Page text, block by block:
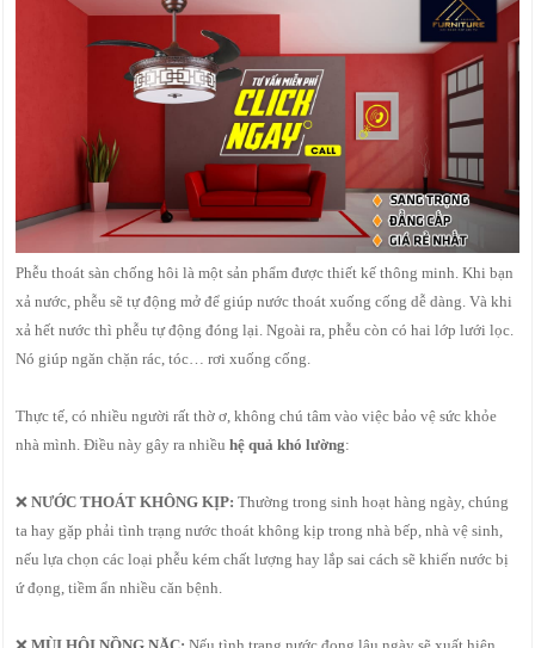
Phễu thoát sàn chống hôi là một sản phẩm được thiết kế thông minh. Khi bạn
xả nước, phễu sẽ tự động mở để giúp nước thoát xuống cống dễ dàng. Và khi
xả hết nước thì phễu tự động đóng lại. Ngoài ra, phễu còn có hai lớp lưới lọc.
Nó giúp ngăn chặn rác, tóc… rơi xuống cống.
Thực tế, có nhiều người rất thờ ơ, không chú tâm vào việc bảo vệ sức khỏe
nhà mình. Điều này gây ra nhiềuhệ quả khó lường:
❌NƯỚC THOÁT KHÔNG KỊP:Thường trong sinh hoạt hàng ngày, chúng
ta hay gặp phải tình trạng nước thoát không kịp trong nhà bếp, nhà vệ sinh,
nếu lựa chọn các loại phễu kém chất lượng hay lắp sai cách sẽ khiến nước bị
ứ đọng, tiềm ẩn nhiều căn bệnh.